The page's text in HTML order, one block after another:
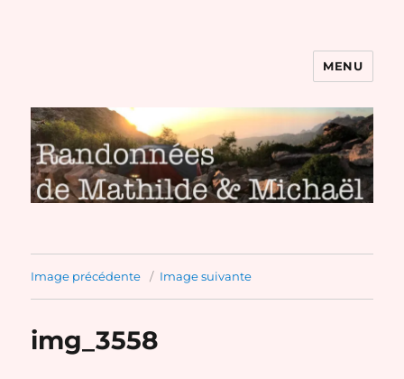
Randonnées de Mathilde et
Michaël
MENU
Image précédente Image suivante
img_3558